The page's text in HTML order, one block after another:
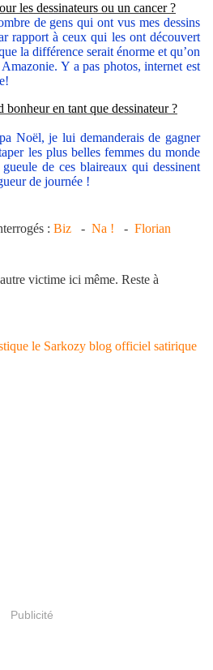
les dessinateurs ou un cancer ?
de gens qui ont vus mes dessins
rapport à ceux qui les ont découvert
la différence serait énorme et qu’on
Y a pas photos, internet est
en tant que dessinateur ?
Noël, je lui demanderais de gagner
les plus belles femmes du monde
de ces blaireaux qui dessinent
de journée !
: Biz - Na ! - Florian
victime ici même. Reste à
le Sarkozy blog officiel satirique
Publicité